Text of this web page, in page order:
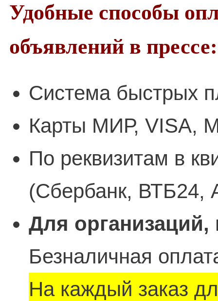
Удобные способы
объявлений в прессе:
Система быстрых
Карты МИР, VISA,
По реквизитам в
(Сбербанк, ВТБ24,
Для
Безналичная
На каждый заказ